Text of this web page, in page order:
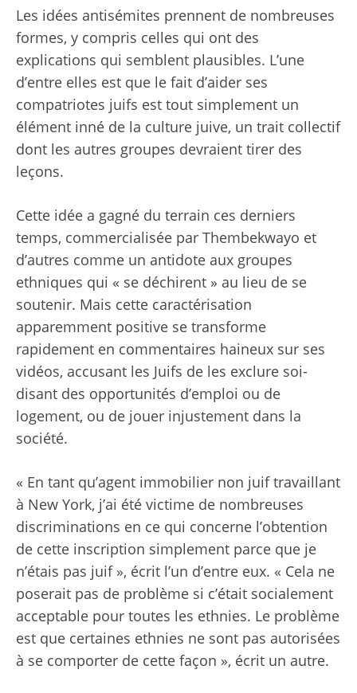
Les idées antisémites prennent de nombreuses
formes, y compris celles qui ont des
explications qui semblent plausibles. L’une
d’entre elles est que le fait d’aider ses
compatriotes juifs est tout simplement un
élément inné de la culture juive, un trait collectif
dont les autres groupes devraient tirer des
leçons.
Cette idée a gagné du terrain ces derniers
temps, commercialisée par Thembekwayo et
d’autres comme un antidote aux groupes
ethniques qui « se déchirent » au lieu de se
soutenir. Mais cette caractérisation
apparemment positive se transforme
rapidement en commentaires haineux sur ses
vidéos, accusant les Juifs de les exclure soi-
disant des opportunités d’emploi ou de
logement, ou de jouer injustement dans la
société.
« En tant qu’agent immobilier non juif travaillant
à New York, j’ai été victime de nombreuses
discriminations en ce qui concerne l’obtention
de cette inscription simplement parce que je
n’étais pas juif », écrit l’un d’entre eux. « Cela ne
poserait pas de problème si c’était socialement
acceptable pour toutes les ethnies. Le problème
est que certaines ethnies ne sont pas autorisées
à se comporter de cette façon », écrit un autre.